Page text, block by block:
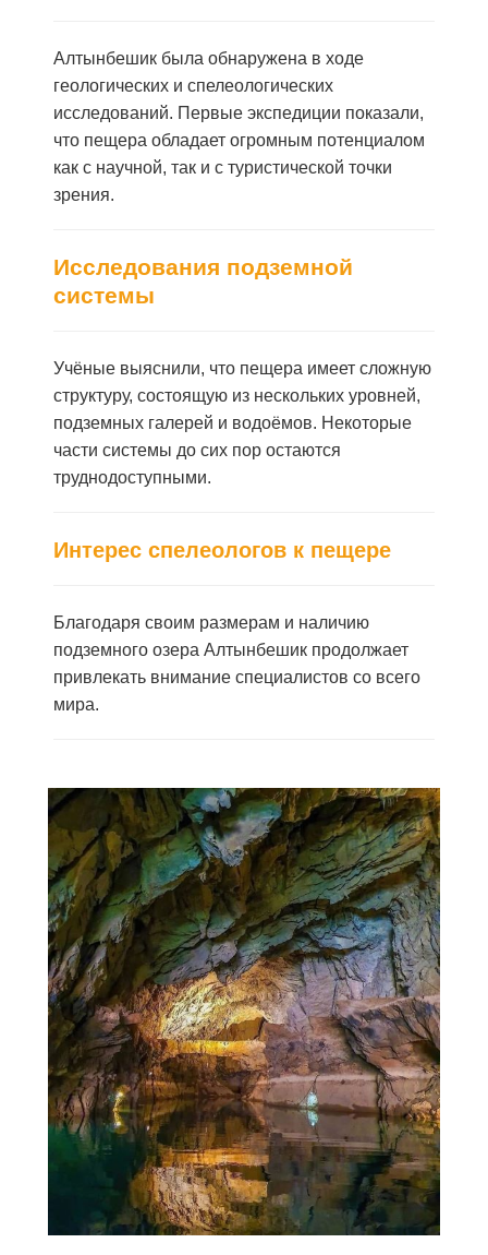
Алтынбешик была обнаружена в ходе
геологических и спелеологических
исследований. Первые экспедиции показали,
что пещера обладает огромным потенциалом
как с научной, так и с туристической точки
зрения.
Исследования подземной
системы
Учёные выяснили, что пещера имеет сложную
структуру, состоящую из нескольких уровней,
подземных галерей и водоёмов. Некоторые
части системы до сих пор остаются
труднодоступными.
Интерес спелеологов к пещере
Благодаря своим размерам и наличию
подземного озера Алтынбешик продолжает
привлекать внимание специалистов со всего
мира.